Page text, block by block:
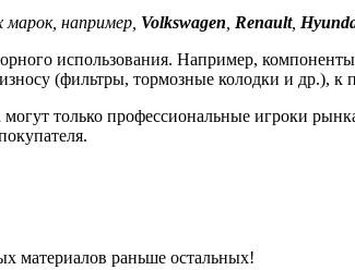
например, Volkswagen Renault,
использования. Например,
(фильтры, тормозные колодки и др.), к
могут только профессиональные игроки
материалов раньше остальных!